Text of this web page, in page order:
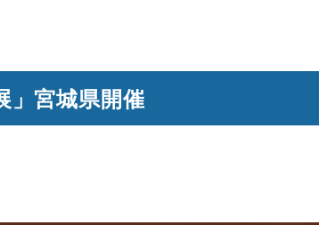
」宮城県開催